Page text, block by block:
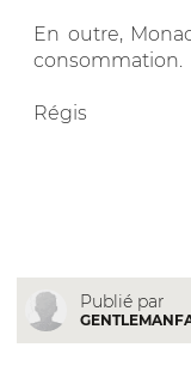
En outre,
consommation.
Régis
Publié par